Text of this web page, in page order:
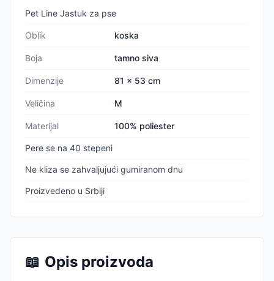
Pet Line Jastuk za pse
Oblik koska
Boja tamno siva
Dimenzije 81 x 53 cm
Veličina M
Materijal 100% poliester
Pere se na 40 stepeni
Ne kliza se zahvaljujući gumiranom dnu
Proizvedeno u Srbiji
📖 Opis proizvoda